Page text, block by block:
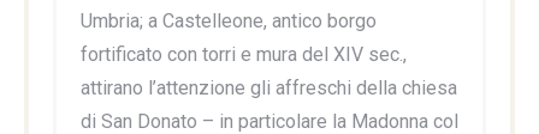
Umbria; a Castelleone, antico borgo
fortificato con torri e mura del XIV sec.,
attirano l’attenzione gli affreschi della chiesa
di San Donato – in particolare la Madonna col